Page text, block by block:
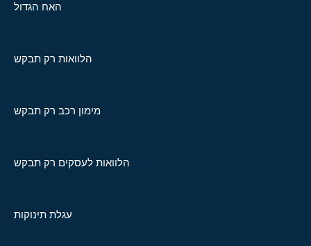
האח הגדול
הלוואות רק תבקש
מימון רכב רק תבקש
הלוואות לעסקים רק תבקש
עגלת תינוקות